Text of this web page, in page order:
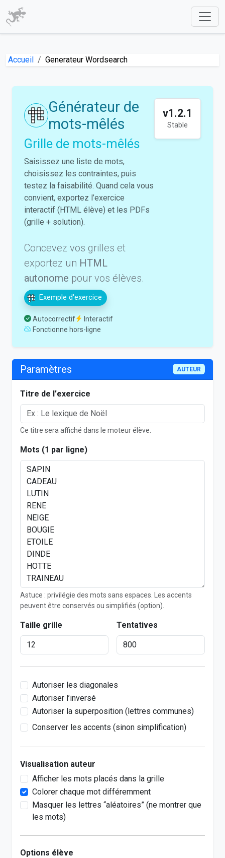
Accueil Generateur Wordsearch
Générateur de
mots-mêlés
Grille de mots-mêlés
Saisissez une liste de mots,
choisissez les contraintes, puis
testez la faisabilité. Quand cela vous
convient, exportez l’exercice
interactif (HTML élève) et les PDFs
(grille + solution).
Concevez vos grilles et
exportez un HTML
autonome pour vos élèves.
Exemple d'exercice
Autocorrectif
Interactif
Fonctionne hors-ligne
v1.2.1
Stable
Paramètres AUTEUR
Titre de l'exercice
Ce titre sera affiché dans le moteur élève.
Mots (1 par ligne)
Astuce : privilégie des mots sans espaces. Les accents
peuvent être conservés ou simplifiés (option).
Taille grille Tentatives
Autoriser les diagonales
Autoriser l’inversé
Autoriser la superposition (lettres communes)
Conserver les accents (sinon simplification)
Visualisation auteur
Afficher les mots placés dans la grille
Colorer chaque mot différemment
Masquer les lettres “aléatoires” (ne montrer que
les mots)
Options élève